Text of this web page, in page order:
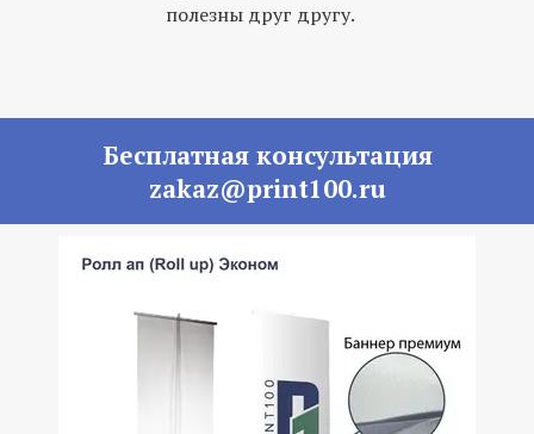
полезны друг другу.
Бесплатная консультация
zakaz@print100.ru